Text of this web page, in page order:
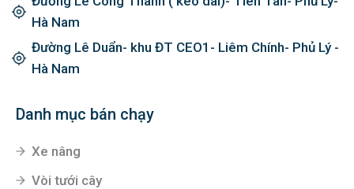
Hà Nam
Đường Lê Duẩn- khu ĐT CEO1- Liêm Chính- Phủ Lý -
Hà Nam
Danh mục bán chạy
Xe nâng
Vòi tưới cây